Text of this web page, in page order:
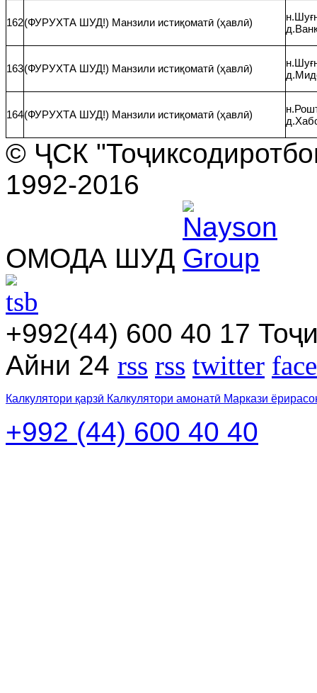
162(ФУРУХТА ШУД!) Манзили истиқоматӣ (ҳавлӣ)
163(ФУРУХТА ШУД!) Манзили истиқоматӣ (ҳавлӣ)
164(ФУРУХТА ШУД!) Манзили истиқоматӣ (ҳавлӣ)
© ҶСК
1992-2016
ОМОДА ШУД
+992(44) 600 40 17
Айни 24 rss rss twitter
Калкулятори қарзӣ Калкулятори амонатӣ Маркази
+992 (44) 600 40 40